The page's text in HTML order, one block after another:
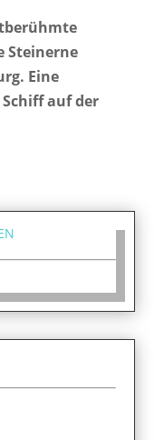
Steinerne
Eine
auf der